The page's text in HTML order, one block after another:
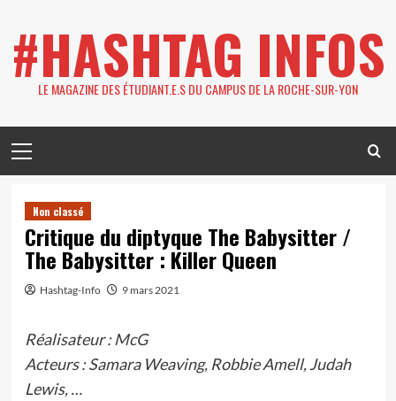
content
#HASHTAG INFOS
LE MAGAZINE DES ÉTUDIANT.E.S DU CAMPUS DE LA ROCHE-SUR-YON
Menu
Non classé
Critique du diptyque The Babysitter /
The Babysitter : Killer Queen
Hashtag-Info 9 mars 2021
Réalisateur : McG
Acteurs : Samara Weaving, Robbie Amell, Judah
Lewis, …